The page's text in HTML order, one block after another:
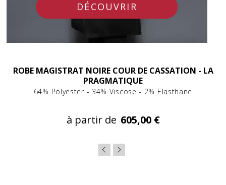
DÉCOUVRIR
ROBE MAGISTRAT NOIRE COUR DE CASSATION - LA
PRAGMATIQUE
64% Polyester - 34% Viscose - 2% Elasthane
à partir de 605,00 €